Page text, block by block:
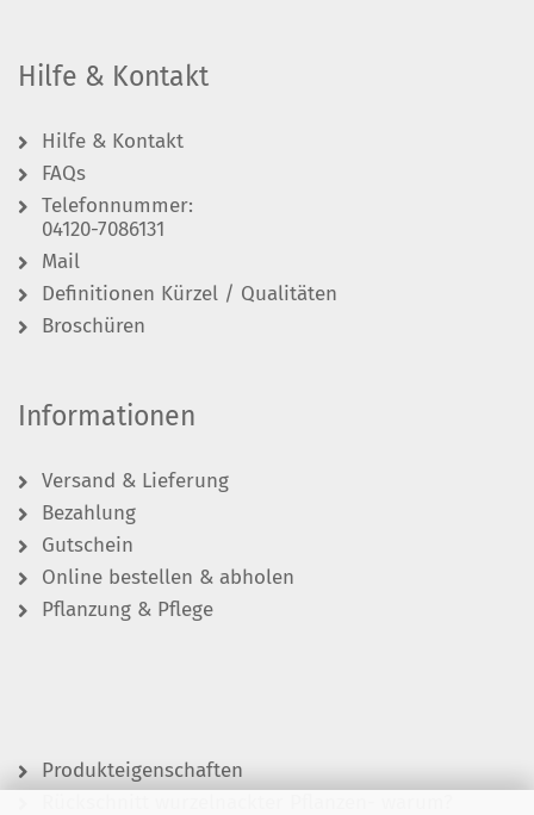
Hilfe & Kontakt
Hilfe & Kontakt
FAQs
Telefonnummer:
04120-7086131
Mail
Definitionen Kürzel / Qualitäten
Broschüren
Informationen
Versand & Lieferung
Bezahlung
Gutschein
Online bestellen & abholen
Pflanzung & Pflege
Produkteigenschaften